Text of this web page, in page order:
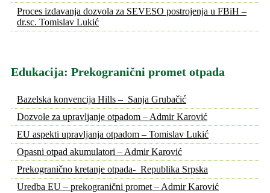
Proces izdavanja dozvola za SEVESO postrojenja u FBiH –
dr.sc. Tomislav Lukić
Edukacija: Prekogranični promet otpada
Bazelska konvencija Hills – Sanja Grubačić
Dozvole za upravljanje otpadom – Admir Karović
EU aspekti upravljanja otpadom – Tomislav Lukić
Opasni otpad akumulatori – Admir Karović
Prekogranično kretanje otpada- Republika Srpska
Uredba EU – prekogranični promet – Admir Karović